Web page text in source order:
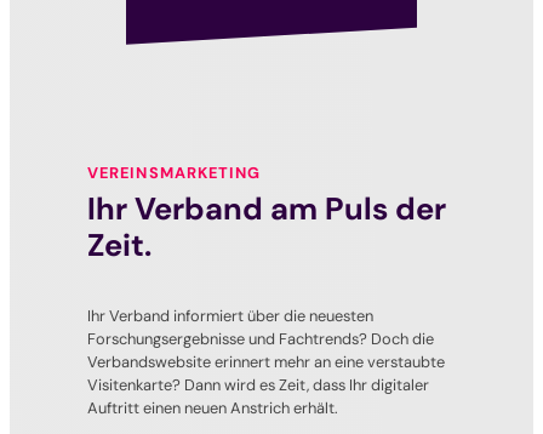
VEREINSMARKETING
Ihr Verband am Puls der
Zeit.
Ihr Verband informiert über die neuesten
Forschungsergebnisse und Fachtrends? Doch die
Verbandswebsite erinnert mehr an eine verstaubte
Visitenkarte? Dann wird es Zeit, dass Ihr digitaler
Auftritt einen neuen Anstrich erhält.